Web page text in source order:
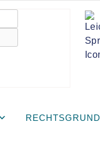
Deutschland